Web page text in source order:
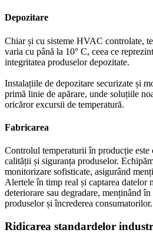
Depozitare
Chiar și cu sisteme HVAC controlate,
varia cu până la 10° C, ceea ce
integritatea produselor depozitate.
Instalațiile de depozitare securizate și
primă linie de apărare, unde soluțiile
oricăror excursii de temperatură.
Fabricarea
Controlul temperaturii în producție este
calității și siguranța produselor.
monitorizare sofisticate, asigurând
Alertele în timp real și captarea datelor
deteriorare sau degradare, menținând
produselor și încrederea consumatorilor.
Ridicarea standardelor